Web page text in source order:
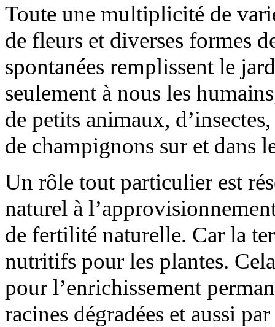
Toute une multiplicité de
de fleurs et diverses formes
spontanées remplissent le
seulement à nous les
de petits animaux,
de champignons sur et dans
Un rôle tout particulier est
naturel à
de fertilité naturelle. Car la
nutritifs pour les plantes.
pour l’enrichissement
racines dégradées et aussi